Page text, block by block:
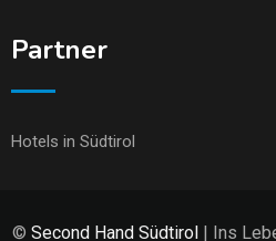
Partner
Hotels in Südtirol
© Second Hand Südtirol| Ins